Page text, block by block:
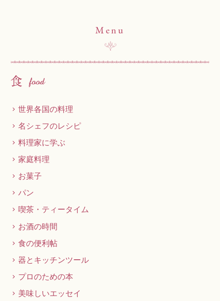
Menu
世界各国の料理
名シェフのレシピ
料理家に学ぶ
家庭料理
お菓子
パン
喫茶・ティータイム
お酒の時間
食の便利帖
器とキッチンツール
プロのための本
美味しいエッセイ